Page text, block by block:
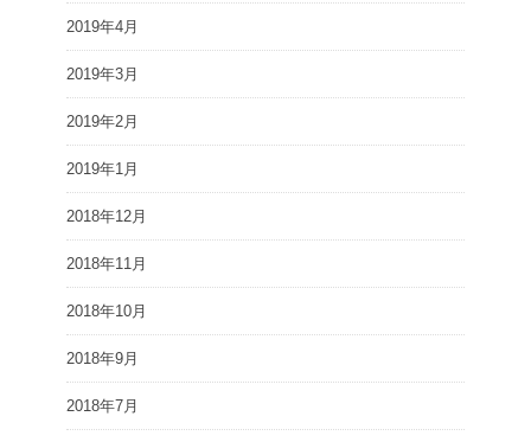
2019年4月
2019年3月
2019年2月
2019年1月
2018年12月
2018年11月
2018年10月
2018年9月
2018年7月